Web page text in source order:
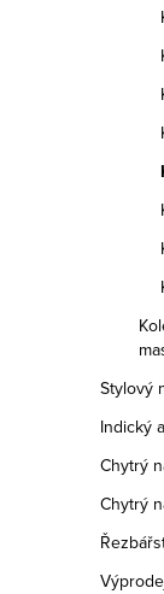
Stylový
Indický
Chytrý
Chytrý